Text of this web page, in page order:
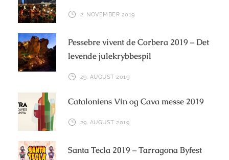
2. NOVEMBER 2019
Pessebre vivent de Corbera 2019 – Det
levende julekrybbespil
29. AUGUST 2019
Cataloniens Vin og Cava messe 2019
29. AUGUST 2019
Santa Tecla 2019 – Tarragona Byfest